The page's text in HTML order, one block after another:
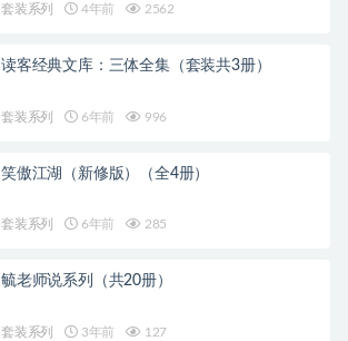
套装系列 4年前 2562
读客经典文库：三体全集（套装共3册）
套装系列 6年前 996
笑傲江湖（新修版）（全4册）
套装系列 6年前 285
毓老师说系列（共20册）
套装系列 3年前 127